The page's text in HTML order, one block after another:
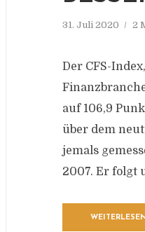
31. Juli 2020 2
Der CFS-
auf 106,9
über dem
jemals
2007. Er folgt
WEITERLESEN